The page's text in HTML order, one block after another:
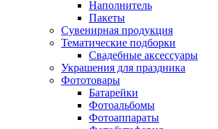
Наполнитель
Пакеты
Сувенирная продукция
Тематические подборки
Свадебные аксессуары
Украшения для праздника
Фототовары
Батарейки
Фотоальбомы
Фотоаппараты